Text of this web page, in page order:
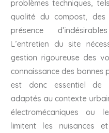
problèmes techniques,
qualité du compost,
présence
L’entretien du site
gestion rigoureuse des
connaissance des bonnes
est donc essentiel de
adaptés au contexte
électromécaniques ou
limitent les nuisances